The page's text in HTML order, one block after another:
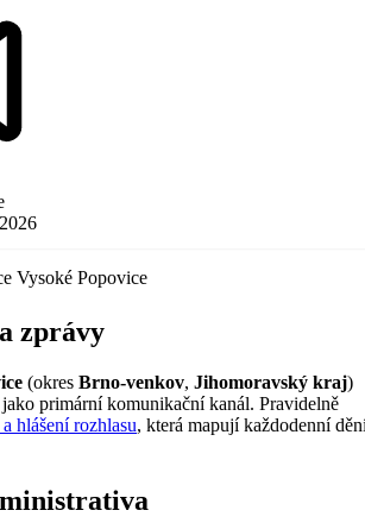
Vysoké Popovice
zprávy
(okres Brno-venkov, Jihomoravský kraj)
primární komunikační kanál. Pravidelně
hlášení rozhlasu, která mapují každodenní